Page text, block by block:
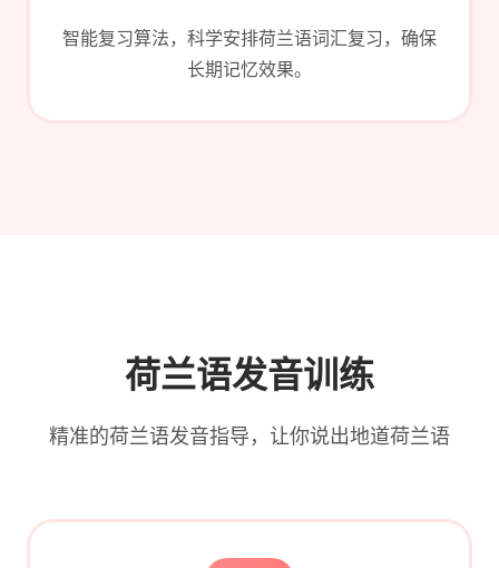
智能复习算法，科学安排荷兰语词汇复习，确保
长期记忆效果。
荷兰语发音训练
精准的荷兰语发音指导，让你说出地道荷兰语